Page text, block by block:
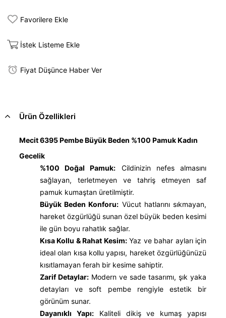
Favorilere Ekle
İstek Listeme Ekle
Fiyat Düşünce Haber Ver
Ürün Özellikleri
Mecit 6395 Pembe Büyük Beden %100 Pamuk Kadın
Gecelik
%100 Doğal Pamuk: Cildinizin nefes almasını
sağlayan, terletmeyen ve tahriş etmeyen saf
pamuk kumaştan üretilmiştir.
Büyük Beden Konforu: Vücut hatlarını sıkmayan,
hareket özgürlüğü sunan özel büyük beden kesimi
ile gün boyu rahatlık sağlar.
Kısa Kollu & Rahat Kesim:Yaz ve bahar ayları için
ideal olan kısa kollu yapısı, hareket özgürlüğünüzü
kısıtlamayan ferah bir kesime sahiptir.
Zarif Detaylar: Modern ve sade tasarımı, şık yaka
detayları ve soft pembe rengiyle estetik bir
görünüm sunar.
Dayanıklı Yapı:Kaliteli dikiş ve kumaş yapısı